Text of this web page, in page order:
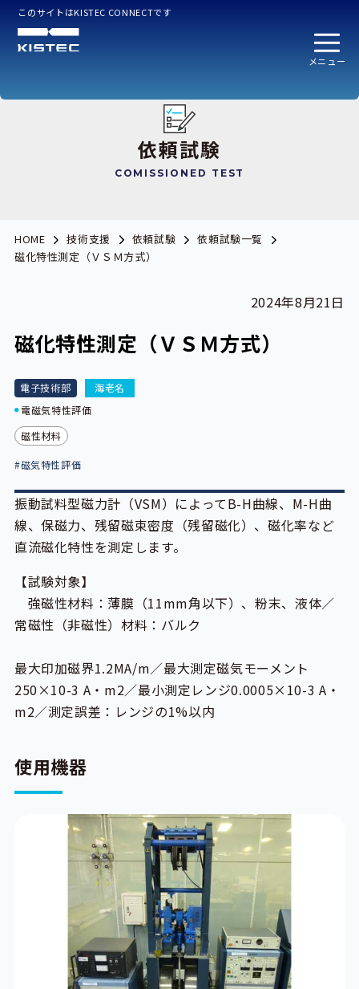
このサイトはKISTEC CONNECTです
メニュー
依頼試験
COMISSIONED TEST
HOME 技術支援 依頼試験
依頼試験一覧
磁化特性測定（ＶＳＭ方式）
2024年8月21日
磁化特性測定（ＶＳＭ方式）
電子技術部
海老名
電磁気特性評価
磁性材料
#磁気特性評価
振動試料型磁力計（VSM）によってB-H曲線、M-H曲
線、保磁力、残留磁束密度（残留磁化）、磁化率など
直流磁化特性を測定します。
【試験対象】
強磁性材料：薄膜（11mm角以下）、粉末、液体／
常磁性（非磁性）材料：バルク
最大印加磁界1.2MA/m／最大測定磁気モーメント
250×10-3 A・m2／最小測定レンジ0.0005×10-3 A・
m2／測定誤差：レンジの1%以内
使用機器